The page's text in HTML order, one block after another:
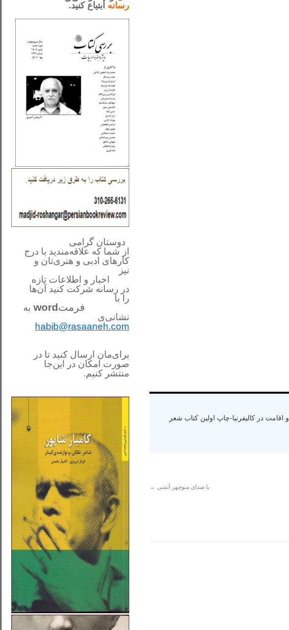
متولد سال ۱۳۳۰ رشت استان گیلان- کسب لیسانس از دانشگاه ملی ایران- کوچ به ینگه دنیا سال ۱۳۶۵ و اقامت در کالیفرنیا-چاپ اولین کتاب شعر
با صدای منوچهر آتشی →
رسانه ابتیاع کنید.
دوستان گرامی
از شما که علاقه‌مندید با درج
کارهای‌ ادبی و هنری‌تان و
نیز
اخبار و اطلاعات تازه
در رسانه شرکت کنید آن‌ها
را با
فرمتword به
نشانی‌ی
habib@rasaaneh.com
برای‌مان ارسال کنید تا در
صورت امکان در این‌جا
منتشر کنیم.